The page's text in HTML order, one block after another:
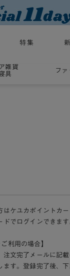
特集
雑貨
具
フ
はケユカポイントカ
ドでログインできます
利用の場合】
注文完了メールに記
ます。登録完了後、